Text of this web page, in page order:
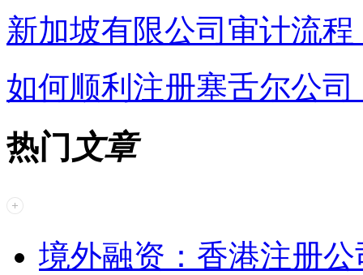
新加坡有限公司审计流
如何顺利注册塞舌尔公
热门 文章
境外融资：香港注册